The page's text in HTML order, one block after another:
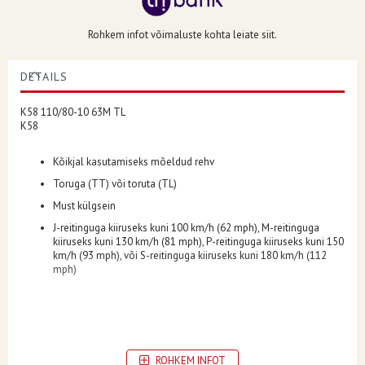
Rohkem infot võimaluste kohta leiate siit.
DETAILS
K58 110/80-10 63M TL
K58
Kõikjal kasutamiseks mõeldud rehv
Toruga (TT) või toruta (TL)
Must külgsein
J-reitinguga kiiruseks kuni 100 km/h (62 mph), M-reitinguga
kiiruseks kuni 130 km/h (81 mph), P-reitinguga kiiruseks kuni 150
km/h (93 mph), või S-reitinguga kiiruseks kuni 180 km/h (112
mph)
80
ROHKEM INFOT